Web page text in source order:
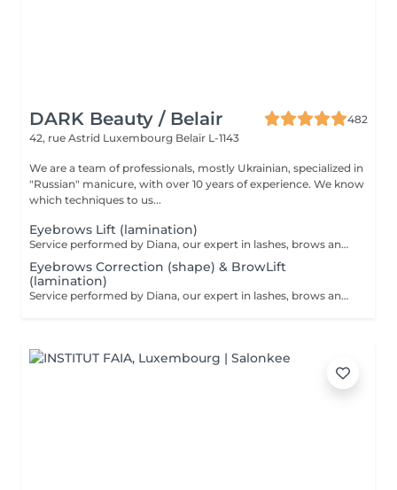
DARK Beauty / Belair
482
42, rue Astrid Luxembourg Belair L-1143
We are a team of professionals, mostly Ukrainian, specialized in
"Russian" manicure, with over 10 years of experience. We know
which techniques to us...
Eyebrows Lift (lamination)
Service performed by Diana, our expert in lashes, brows and hair removal, with over 10 years of experience, ensuring precision and high-quality results.
Eyebrows Correction (shape) & BrowLift
(lamination)
Service performed by Diana, our expert in lashes, brows and hair removal, with over 10 years of experience, ensuring precision and high-quality results.